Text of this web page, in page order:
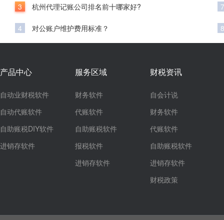
3 杭州代理记账公司排名前十哪家好?
4 对公账户维护费用标准？
7
8
产品中心
自动业财税软件
自动代账软件
自助账税DIY软件
进销存软件
服务区域
财务软件
代账软件
自助账税软件
报税软件
进销存软件
财税资讯
自会计说
财务软件
代账软件
自助账税软件
进销存软件
财税政策